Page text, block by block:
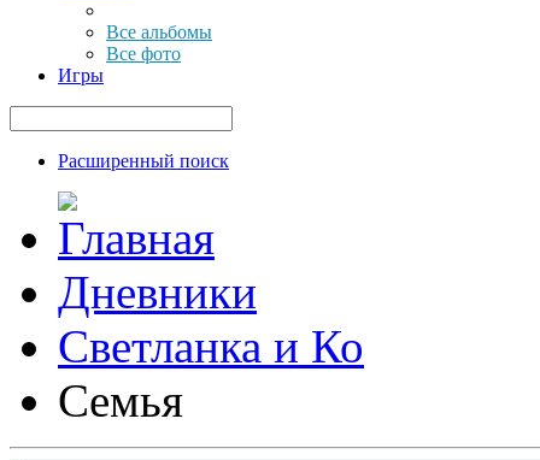
Все альбомы
Все фото
Игры
Расширенный поиск
Дневники
Светланка и Ко
Семья